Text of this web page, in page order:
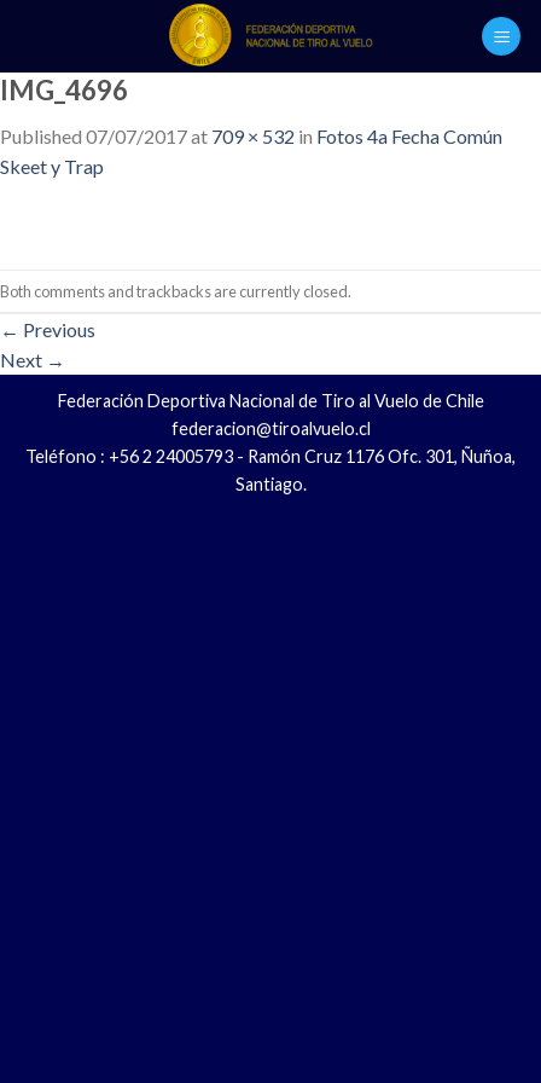
content
IMG_4696
Published 07/07/2017at 709 × 532 in Fotos 4a Fecha Común
Skeet y Trap
Both comments and trackbacks are currently closed.
← Previous
Next →
Federación Deportiva Nacional de Tiro al Vuelo de Chile
federacion@tiroalvuelo.cl
Teléfono : +56 2 24005793 - Ramón Cruz 1176 Ofc. 301, Ñuñoa,
Santiago.